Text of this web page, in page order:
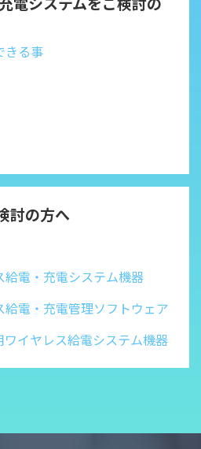
きる事
討の方へ
電・充電システム機器
電・充電管理ソフトウェア
イヤレス給電システム機器